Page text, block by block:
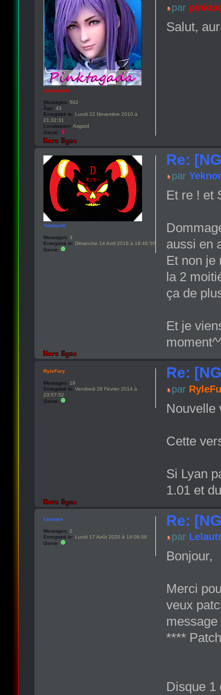
par
Salut,
pinktagada
Messages: 502
Âge: 43
Enregistré le: Lundi 22 Novembre 2010 à
21:32:31
Localisation: Asgard
Genre:
Re:
par
Et re ! et
aussi en
Et non je
la 2
ça de
Et je
Yeknomfr
Messages: 3
Enregistré le: Dimanche 14 Avril 2019 à 18:46:50
Genre:
Re:
par
Nouvelle
Cette
Si Lyan
1.01 et
RyleFury
Messages: 18
Enregistré le: Vendredi 28 Février 2014 à
23:57:52
Genre:
Re:
par
Bonjour,
Merci
veux
message
****
Disque 1
Lelautre
Messages: 2
Enregistré le: Lundi 17 Août 2020 à 14:06:08
Genre: